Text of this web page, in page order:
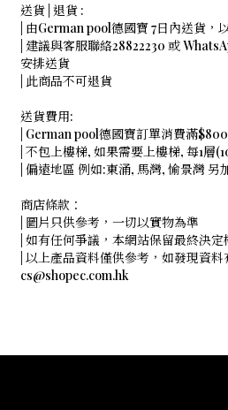
送貨 | 退貨 :
| 由German pool德國寶 7日內送貨，
| 建議與客服聯絡28822230 或
安排送貨
| 此商品不可退貨
送貨費用:
| German pool德國寶訂單消費滿
| 不包上樓梯, 如果需要上樓梯, 每1層
| 偏遠地區 例如:東涌, 馬灣, 愉景灣 另
商店條款：
| 圖片只供參考，一切以實物為準
| 如有任何爭議，本網站保留最終決定
| 以上產品資料僅供參考，如發現資
cs@shopec.com.hk